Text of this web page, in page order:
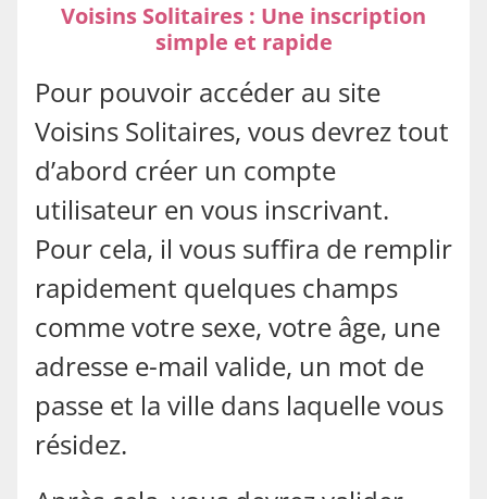
Voisins Solitaires : Une inscription
simple et rapide
Pour pouvoir accéder au site
Voisins Solitaires, vous devrez tout
d’abord créer un compte
utilisateur en vous inscrivant.
Pour cela, il vous suffira de remplir
rapidement quelques champs
comme votre sexe, votre âge, une
adresse e-mail valide, un mot de
passe et la ville dans laquelle vous
résidez.